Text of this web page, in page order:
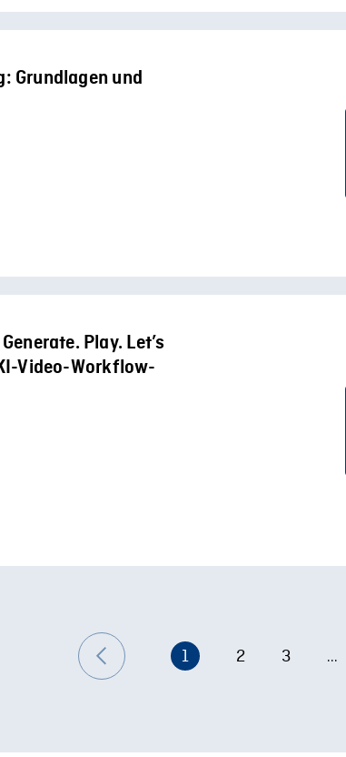
Grundlagen und
Play. Let’s
Video-Workflow-
1 2 3 ...